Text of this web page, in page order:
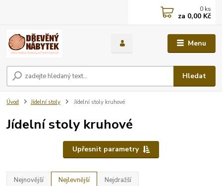
Menu
Hledat
0 ks
za 0,00 Kč
Úvod Jídelní stoly Jídelní stoly kruhové
Jídelní stoly kruhové
Upřesnit parametry
Nejnovější Nejlevnější Nejdražší